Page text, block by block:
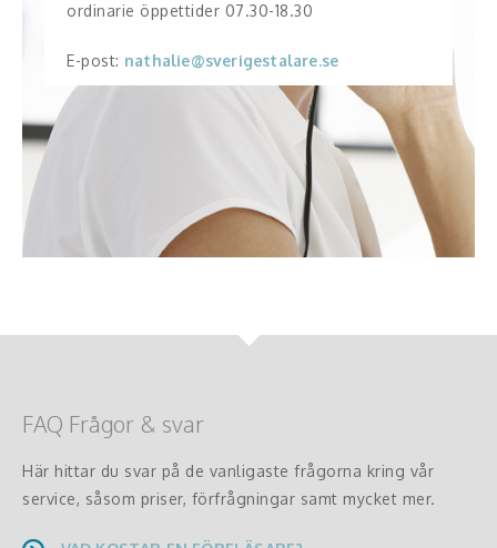
ordinarie öppettider 07.30-18.30
E-post: nathalie@sverigestalare.se
FAQ Frågor & svar
Här hittar du svar på de vanligaste frågorna kring vår
service, såsom priser, förfrågningar samt mycket mer.